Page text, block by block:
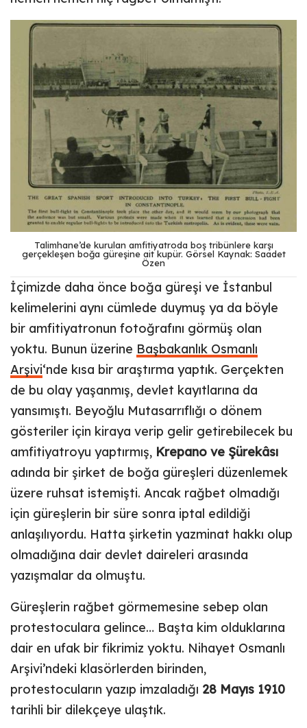
Talimhane’de kurulan amfitiyatroda boş tribünlere karşı
gerçekleşen boğa güreşine ait kupür. Görsel Kaynak: Saadet
Özen
İçimizde daha önce boğa güreşi ve İstanbul
kelimelerini aynı cümlede duymuş ya da böyle
bir amfitiyatronun fotoğrafını görmüş olan
yoktu. Bunun üzerine Başbakanlık Osmanlı
Arşivi‘nde kısa bir araştırma yaptık. Gerçekten
de bu olay yaşanmış, devlet kayıtlarına da
yansımıştı. Beyoğlu Mutasarrıflığı o dönem
gösteriler için kiraya verip gelir getirebilecek bu
amfitiyatroyu yaptırmış, Krepano ve Şürekâsı
adında bir şirket de boğa güreşleri düzenlemek
üzere ruhsat istemişti. Ancak rağbet olmadığı
için güreşlerin bir süre sonra iptal edildiği
anlaşılıyordu. Hatta şirketin yazminat hakkı olup
olmadığına dair devlet daireleri arasında
yazışmalar da olmuştu.
Güreşlerin rağbet görmemesine sebep olan
protestoculara gelince… Başta kim olduklarına
dair en ufak bir fikrimiz yoktu. Nihayet Osmanlı
Arşivi’ndeki klasörlerden birinden,
protestocuların yazıp imzaladığı 28 Mayıs 1910
tarihli bir dilekçeye ulaştık.